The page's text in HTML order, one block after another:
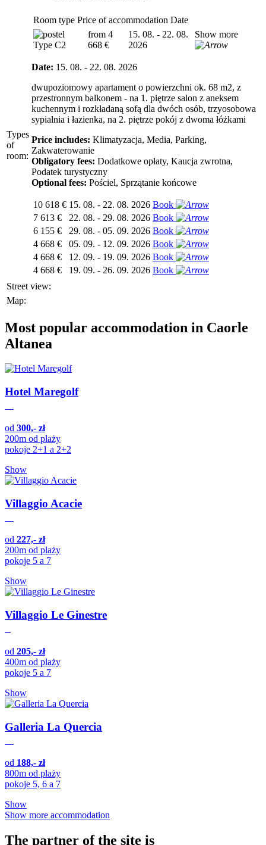
Types
of
room:
Room type Price of accommodation Date
Type C2
from 4
668 €
15. 08. - 22. 08.
2026
Show more
Date: 15. 08. - 22. 08. 2026
dwupoziomowy apartament o powierzchni ok. 68 m2, z
przestronnym balkonem - na 1. piętrze salon z aneksem
kuchennym i rozkładaną sofą dla dwóch osób, trzyosobowa
sypialnia i łazienka, na 2. piętrze pokój z dwoma łóżkami
Price includes: Klimatyzacja, Media, Parking,
Zakwaterowanie
Obligatory fees: Dodatkowe opłaty, Kaucja zwrotna,
Podatek turystyczny
Optional fees: Pościel, Sprzątanie końcowe
10 618 € 15. 08. - 22. 08. 2026 Book
7 613 €
22. 08. - 29. 08. 2026 Book
6 155 €
29. 08. - 05. 09. 2026 Book
4 668 €
05. 09. - 12. 09. 2026 Book
4 668 €
12. 09. - 19. 09. 2026 Book
4 668 €
19. 09. - 26. 09. 2026 Book
Street view:
Map:
Most popular accommodation in Caorle
Altanea
Hotel Maregolf
od 300,- zł
200m od plaży
pokoje 2+1 a 2+2
Show
Villaggio Acacie
od 227,- zł
200m od plaży
pokoje 5 a 7
Show
Villaggio Le Ginestre
od 205,- zł
400m od plaży
pokoje 5 a 7
Show
Galleria La Quercia
od 188,- zł
800m od plaży
pokoje 5, 6 a 7
Show
Show more accommodation
The partner of the site is